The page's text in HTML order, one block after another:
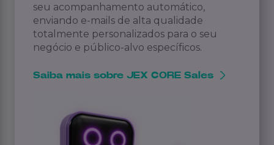
seu acompanhamento automático,
enviando e-mails de alta qualidade
totalmente personalizados para o seu
negócio e público-alvo específicos.
Saiba mais sobre JEX CORE Sales